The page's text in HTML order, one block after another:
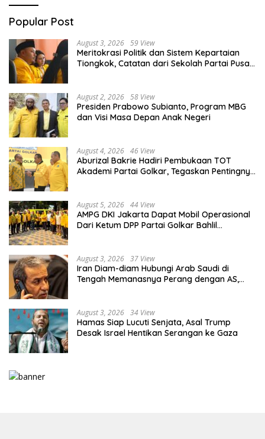
Popular Post
August 3, 2026 59 View
Meritokrasi Politik dan Sistem Kepartaian
Tiongkok, Catatan dari Sekolah Partai Pusat
August 2, 2026 58 View
Presiden Prabowo Subianto, Program MBG
dan Visi Masa Depan Anak Negeri
August 4, 2026 46 View
Aburizal Bakrie Hadiri Pembukaan TOT
Akademi Partai Golkar, Tegaskan Pentingnya
August 5, 2026 44 View
AMPG DKI Jakarta Dapat Mobil Operasional
Dari Ketum DPP Partai Golkar Bahlil
August 3, 2026 37 View
Iran Diam-diam Hubungi Arab Saudi di
Tengah Memanasnya Perang dengan AS,
August 3, 2026 34 View
Hamas Siap Lucuti Senjata, Asal Trump
Desak Israel Hentikan Serangan ke Gaza